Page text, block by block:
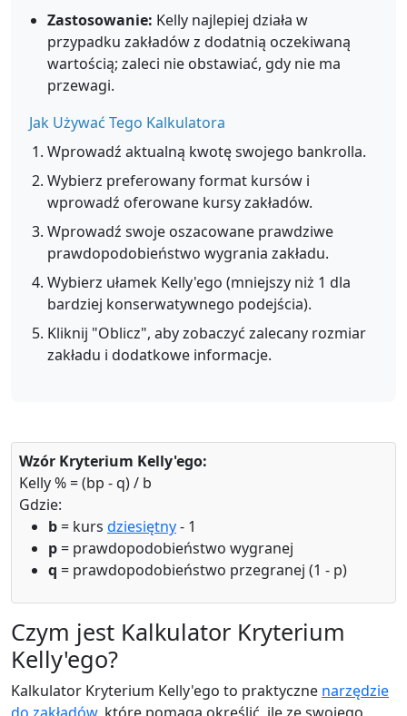
Zastosowanie: Kelly najlepiej działa w
przypadku zakładów z dodatnią oczekiwaną
wartością; zaleci nie obstawiać, gdy nie ma
przewagi.
Jak Używać Tego Kalkulatora
Wprowadź aktualną kwotę swojego bankrolla.
Wybierz preferowany format kursów i
wprowadź oferowane kursy zakładów.
Wprowadź swoje oszacowane prawdziwe
prawdopodobieństwo wygrania zakładu.
Wybierz ułamek Kelly'ego (mniejszy niż 1 dla
bardziej konserwatywnego podejścia).
Kliknij "Oblicz", aby zobaczyć zalecany rozmiar
zakładu i dodatkowe informacje.
Wzór Kryterium Kelly'ego:
Kelly % = (bp - q) / b
Gdzie:
b= kurs dziesiętny- 1
p= prawdopodobieństwo wygranej
q = prawdopodobieństwo przegranej (1 - p)
Czym jest Kalkulator Kryterium
Kelly'ego?
Kalkulator Kryterium Kelly'ego to praktyczne narzędzie